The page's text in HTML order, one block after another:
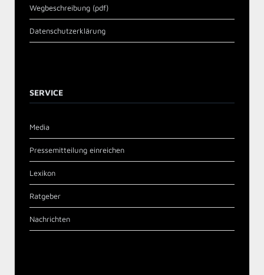
Wegbeschreibung (pdf)
Datenschutzerklärung
SERVICE
Media
Pressemitteilung einreichen
Lexikon
Ratgeber
Nachrichten